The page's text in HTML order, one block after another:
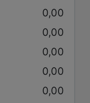
0,00
0,00
0,00
0,00
0,00